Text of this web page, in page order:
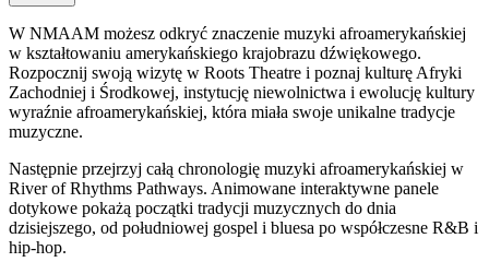
W NMAAM możesz odkryć znaczenie muzyki afroamerykańskiej
w kształtowaniu amerykańskiego krajobrazu dźwiękowego.
Rozpocznij swoją wizytę w Roots Theatre i poznaj kulturę Afryki
Zachodniej i Środkowej, instytucję niewolnictwa i ewolucję kultury
wyraźnie afroamerykańskiej, która miała swoje unikalne tradycje
muzyczne.
Następnie przejrzyj całą chronologię muzyki afroamerykańskiej w
River of Rhythms Pathways. Animowane interaktywne panele
dotykowe pokażą początki tradycji muzycznych do dnia
dzisiejszego, od południowej gospel i bluesa po współczesne R&B i
hip-hop.